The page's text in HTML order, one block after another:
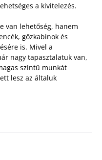
a kivitelezés.
van lehetőség, hanem
gőzkabinok és
is. Mivel a
nagy tapasztalatuk van,
szintű munkát
lesz az általuk